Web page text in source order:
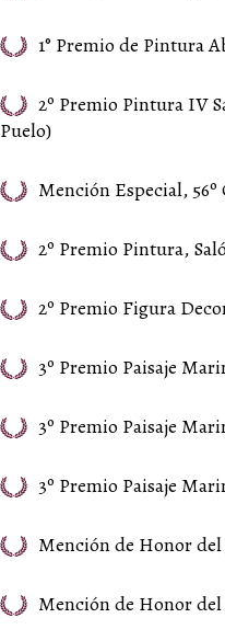
1° Premio de Pintura
2º Premio Pintura IV
Puelo)
Mención Especial,
2º Premio Pintura,
2º Premio Figura
3º Premio Paisaje
3º Premio Paisaje
3º Premio Paisaje
Mención de Honor
Mención de Honor